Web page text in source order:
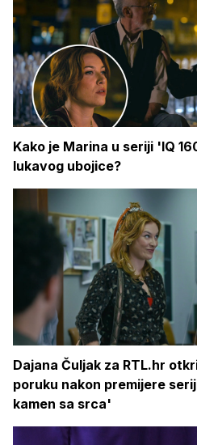
Kako je Marina u seriji 'IQ
lukavog ubojice?
Dajana Čuljak za RTL.hr
poruku nakon premijere
kamen sa srca'